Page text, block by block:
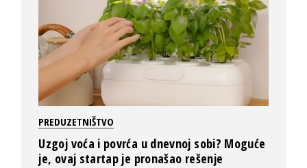
PREDUZETNIŠTVO
Uzgoj voća i povrća u dnevnoj sobi? Moguće
je, ovaj startap je pronašao rešenje